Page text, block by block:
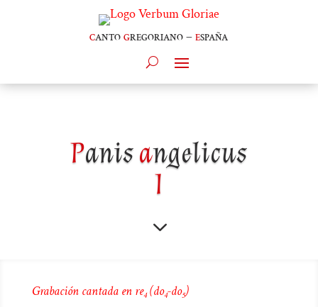
cantogregoriano –españa
Panisangelicus
I
3
Grabación cantada en re4(do4-do5)